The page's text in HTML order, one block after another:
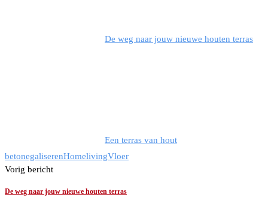
De weg naar jouw nieuwe houten terras
Een terras van hout
betonegaliserenHomelivingVloer
Vorig bericht
De weg naar jouw nieuwe houten terras